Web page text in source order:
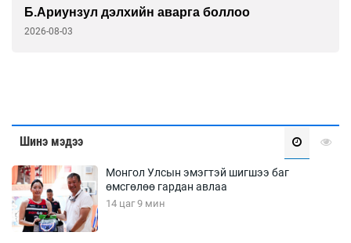
Б.Ариунзул дэлхийн аварга боллоо
2026-08-03
Шинэ мэдээ
Монгол Улсын эмэгтэй шигшээ баг
өмсгөлөө гардан авлаа
14 цаг 9 мин